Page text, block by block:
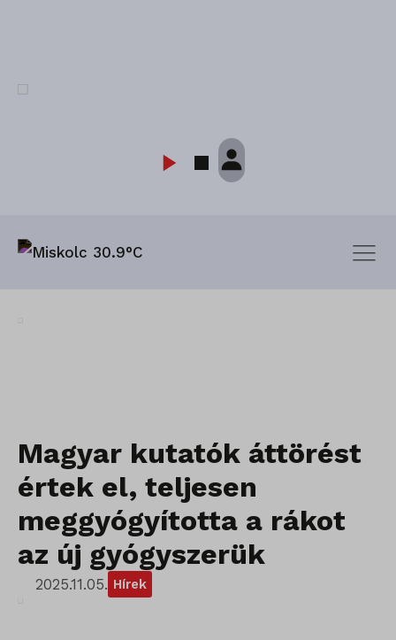
Miskolc 30.9°C
Magyar kutatók áttörést
értek el, teljesen
meggyógyította a rákot
az új gyógyszerük
2025.11.05. Hírek